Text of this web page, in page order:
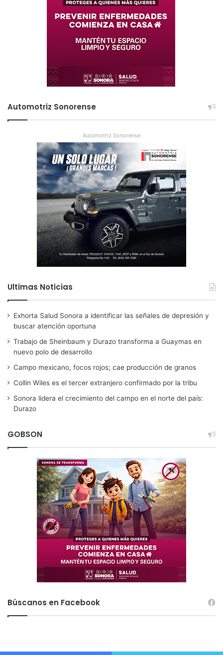
Automotriz Sonorense
Automotriz Sonorense
Ultimas Noticias
Exhorta Salud Sonora a identificar las señales de depresión y
buscar atención oportuna
Trabajo de Sheinbaum y Durazo transforma a Guaymas en
nuevo polo de desarrollo
Campo mexicano, focos rojos; cae producción de granos
Collin Wiles es el tercer extranjero confirmado por la tribu
Sonora lidera el crecimiento del campo en el norte del país:
Durazo
GOBSON
Búscanos en Facebook